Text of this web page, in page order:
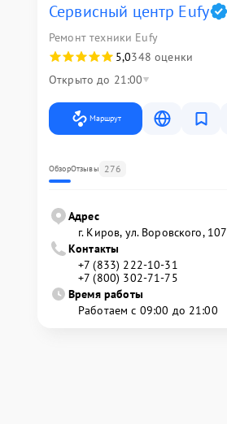
Сервисный центр Eufy
Ремонт техники Eufy
5,0348 оценки
Открыто до 21:00
Маршрут
ОбзорОтзывы 276
Адрес
г. Киров, ул. Воровского, 107
Контакты
+7 (833) 222-10-31
+7 (800) 302-71-75
Время работы
Работаем с 09:00 до 21:00